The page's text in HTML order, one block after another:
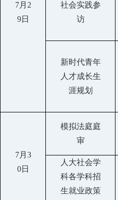
7月 2
9日
社会实践参
访
新时代青年
人才成长生
涯规划
7月 3
0日
模拟法庭庭
审
人大社会学
科各学科招
生就业政策